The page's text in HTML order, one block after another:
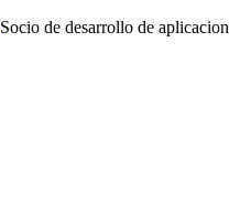
Socio de desarrollo de